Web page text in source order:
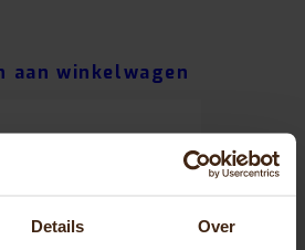
Details Over
aan winkelwagen